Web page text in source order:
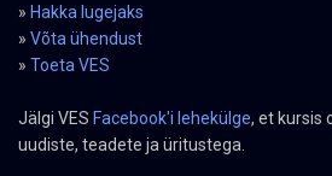
» Hakka lugejaks
» Võta ühendust
» Toeta VES
Jälgi VES Facebook'i lehekülge, et kursis
uudiste, teadete ja üritustega.